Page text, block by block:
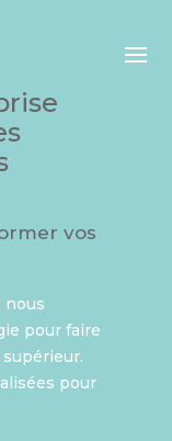
vos
nous
pour faire
pour